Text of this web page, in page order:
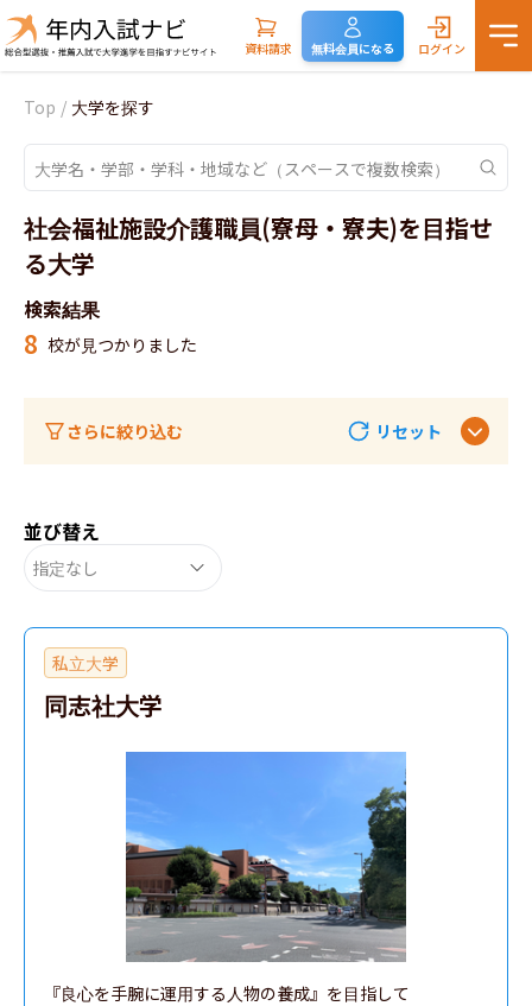
資料請求 無料会員になる ログイン
Top / 大学を探す
社会福祉施設介護職員(寮母・寮夫)を目指せ
る大学
検索結果
8 校が見つかりました
さらに絞り込む リセット
並び替え
指定なし
私立大学
同志社大学
『良心を手腕に運用する人物の養成』を目指して